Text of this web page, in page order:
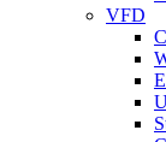
VFD